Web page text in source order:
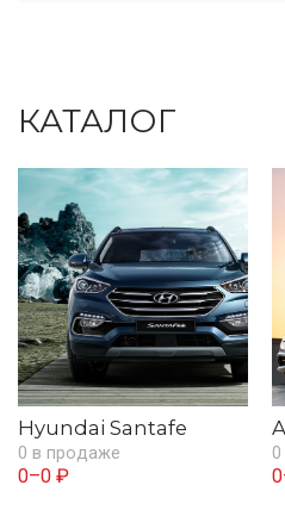
КАТАЛОГ
Hyundai Santafe
0 в продаже
0–0 ₽